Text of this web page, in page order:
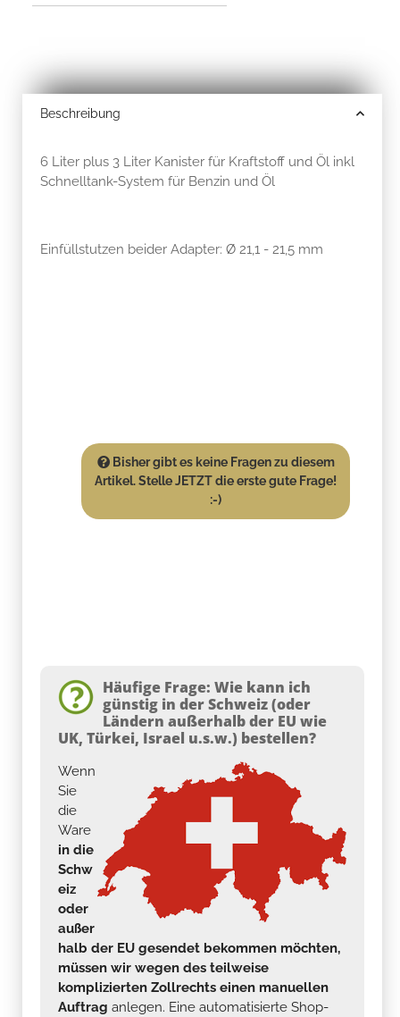
Beschreibung
6 Liter plus 3 Liter Kanister für Kraftstoff und Öl inkl
Schnelltank-System für Benzin und Öl
Einfüllstutzen beider Adapter: Ø 21,1 - 21,5 mm
Bisher gibt es keine Fragen zu diesem
Artikel. Stelle JETZT die erste gute Frage!
:-)
Häufige Frage: Wie kann ich
günstig in der Schweiz (oder
Ländern außerhalb der EU wie
UK, Türkei, Israel u.s.w.) bestellen?
Wenn
Sie
die
Ware
in die
Schw
eiz
oder
außer
halb der EU gesendet bekommen möchten,
müssen wir wegen des teilweise
komplizierten Zollrechts einen manuellen
Auftrag anlegen. Eine automatisierte Shop-